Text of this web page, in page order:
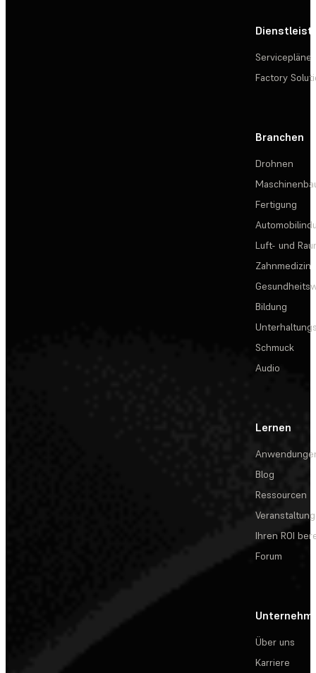
Servicepläne
Factory
Branchen
Drohnen
Fertigung
Luft- und
Zahnmedizin
Bildung
Schmuck
Audio
Lernen
Blog
Ressourcen
Ihren ROI
Forum
Über uns
Karriere